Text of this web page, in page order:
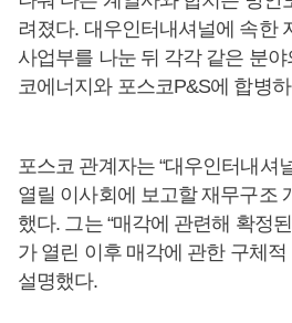
려졌다. 대우인터내셔널에 속한
사업부를 나눈 뒤 각각 같은 분
코에너지와 포스코P&S에 합병
포스코 관계자는 “대우인터내셔
열릴 이사회에 보고할 재무구조
했다. 그는 “매각에 관련해 확정
가 열린 이후 매각에 관한 구체
설명했다.